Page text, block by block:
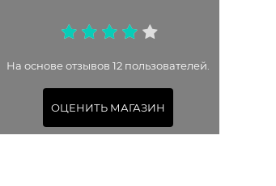
На основе отзывов 12 пользователей.
ОЦЕНИТЬ МАГАЗИН